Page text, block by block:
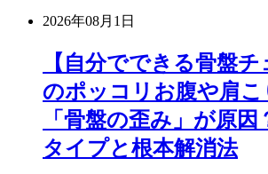
2026年08月1日
【自分でできる骨盤
のポッコリお腹や肩こ
「骨盤の歪み」が原
タイプと根本解消法